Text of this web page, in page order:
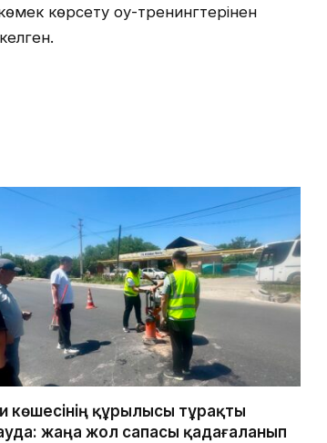
көрсету оқу-тренингтерінен
көшесінің құрылысы тұрақты
жаңа жол сапасы қадағаланып